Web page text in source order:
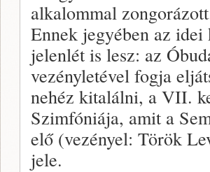
alkalommal
Ennek jegyében az
jelenlét is lesz: az
vezényletével fogja
nehéz kitalálni, a VII.
Szimfóniája, amit a
elő (vezényel: Török
jele.